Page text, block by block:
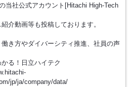
当社公式アカウント[Hitachi High-Tech
介動画等も投稿しております。
き方やダイバーシティ推進、社員の声
かる！日立ハイテク
jp/ja/company/data/